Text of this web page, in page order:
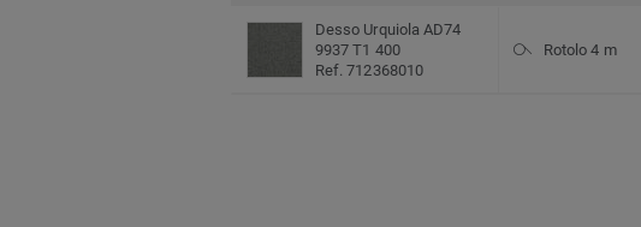
Desso Urquiola AD74
9937 T1 400
Ref. 712368010
Rotolo 4 m